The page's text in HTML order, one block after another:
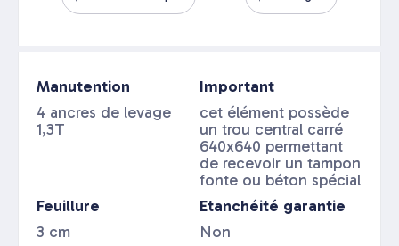
Manutention
4 ancres de levage
1,3T
Important
cet élément possède
un trou central carré
640x640 permettant
de recevoir un tampon
fonte ou béton spécial
Feuillure
3 cm
Etanchéité garantie
Non